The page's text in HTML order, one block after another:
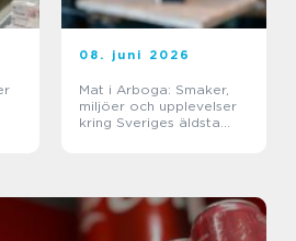
08. juni 2026
Mat i Arboga: Smaker,
miljöer och upplevelser
kring Sveriges äldsta